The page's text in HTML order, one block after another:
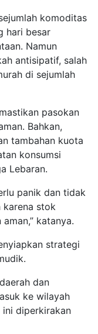
komoditas
hari besar
Namun
antisipatif, salah
di sejumlah
pasokan
Bahkan,
tambahan kuota
konsumsi
Lebaran.
panik dan tidak
karena stok
katanya.
strategi
dan
ke wilayah
ini diperkirakan